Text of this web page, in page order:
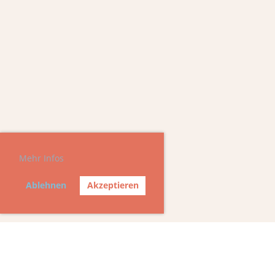
Mehr Infos
Ablehnen Akzeptieren